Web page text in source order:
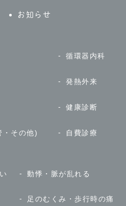
お知らせ
循環器内科
発熱外来
健康診断
・その他) 自費診療
動悸・脈が乱れる
足のむくみ・歩行時の痛